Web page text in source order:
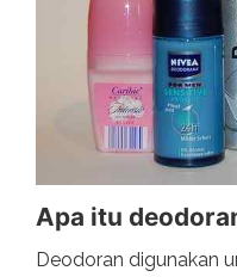
Apa itu
Deodoran digunakan